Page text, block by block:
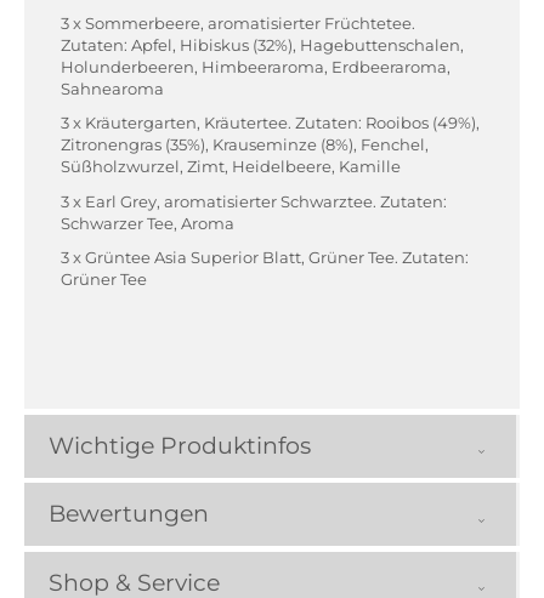
3 x Sommerbeere, aromatisierter Früchtetee.
Zutaten: Apfel, Hibiskus (32%), Hagebuttenschalen,
Holunderbeeren, Himbeeraroma, Erdbeeraroma,
Sahnearoma
3 x Kräutergarten, Kräutertee. Zutaten: Rooibos (49%),
Zitronengras (35%), Krauseminze (8%), Fenchel,
Süßholzwurzel, Zimt, Heidelbeere, Kamille
3 x Earl Grey, aromatisierter Schwarztee. Zutaten:
Schwarzer Tee, Aroma
3 x Grüntee Asia Superior Blatt, Grüner Tee. Zutaten:
Grüner Tee
Wichtige Produktinfos
Bewertungen
Shop & Service